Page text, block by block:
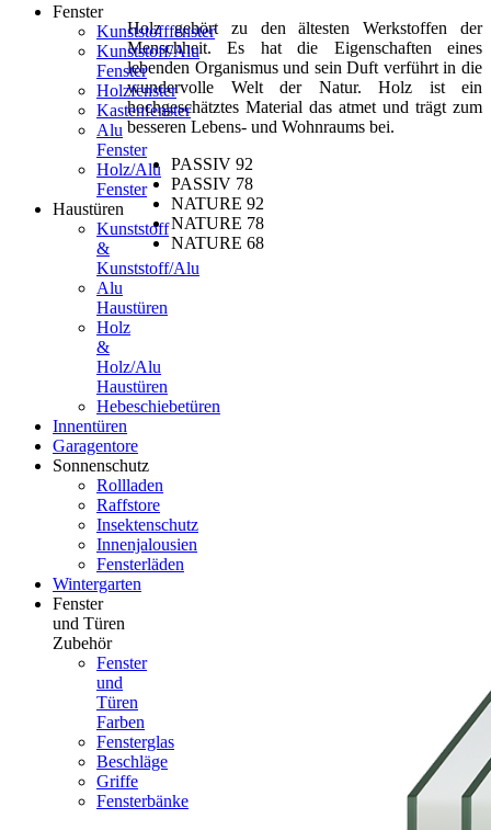
Holz gehört zu den ältesten Werkstoffen der
Menschheit. Es hat die Eigenschaften eines
lebenden Organismus und sein Duft verführt in die
wundervolle Welt der Natur. Holz ist ein
hochgeschätztes Material das atmet und trägt zum
besseren Lebens- und Wohnraums bei.
PASSIV 92
PASSIV 78
NATURE 92
NATURE 78
NATURE 68
Fenster
Kunststofffenster
Kunststoff/Alu
Fenster
Holzfenster
Kastenfenster
Alu
Fenster
Holz/Alu
Fenster
Haustüren
Kunststoff
&
Kunststoff/Alu
Alu
Haustüren
Holz
&
Holz/Alu
Haustüren
Hebeschiebetüren
Innentüren
Garagentore
Sonnenschutz
Rollladen
Raffstore
Insektenschutz
Innenjalousien
Fensterläden
Wintergarten
Fenster
und Türen
Zubehör
Fenster
und
Türen
Farben
Fensterglas
Beschläge
Griffe
Fensterbänke